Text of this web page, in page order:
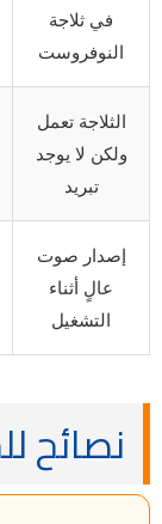
في ثلاجة
النوفروست
الثلاجة تعمل
ولكن لا يوجد
تبريد
إصدار صوت
عالٍ أثناء
التشغيل
نصائح